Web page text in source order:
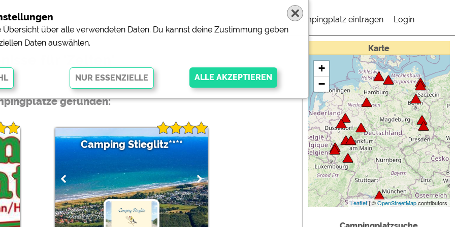
Campingplatz eintragen Login
gefunden:
Camping Stieglitz****
Karte
+
−
Leaflet| ©OpenStreetMapcontributors
Übersicht über alle verwendeten Daten. Du kannst deine Zustimmung geben
Daten auswählen.
grundlegende Funktionen und sind für die einwandfreie Funktion
Ohne diese Cookies werden Teile der Website
nicht
https://policies.google.com/privacy
der Internetseiten von
siehe Datenschutzerklärung des jeweiligen Anbieters
Anfahrt usw.)
https://policies.google.com/privacy